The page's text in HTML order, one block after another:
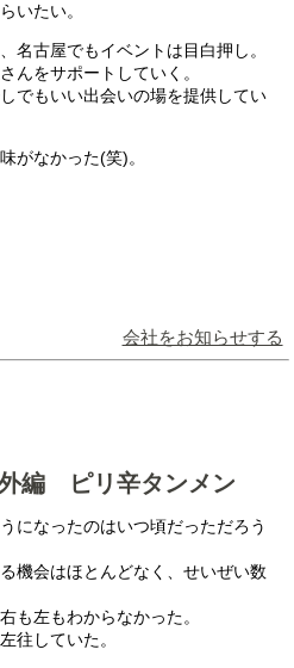
いたい。
名古屋でもイベントは目白押し。
んをサポートしていく。
でもいい出会いの場を提供してい
がなかった(笑)。
会社をお知らせする
編 ピリ辛タンメン
になったのはいつ頃だっただろう
機会はほとんどなく、せいぜい数
も左もわからなかった。
往していた。